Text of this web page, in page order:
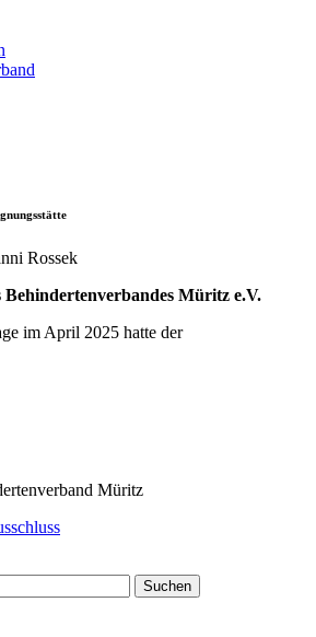
Rossek
Behindertenverbandes Müritz e.V.
im April 2025 hatte der
Müritz